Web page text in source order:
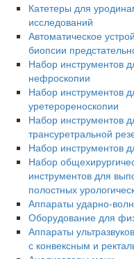
Катетеры для
исследований
Автоматическое
биопсии
Набор инструментов
нефроскопии
Набор инструментов
уретерореноскопии
Набор инструментов
трансуретральной
Набор инструментов
Набор
инструментов для
полостных
Аппараты ударно-
Оборудование для
Аппараты
с конвексным и